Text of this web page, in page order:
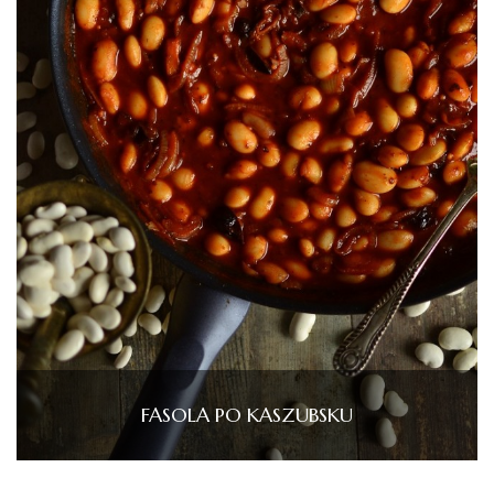
FASOLA PO KASZUBSKU